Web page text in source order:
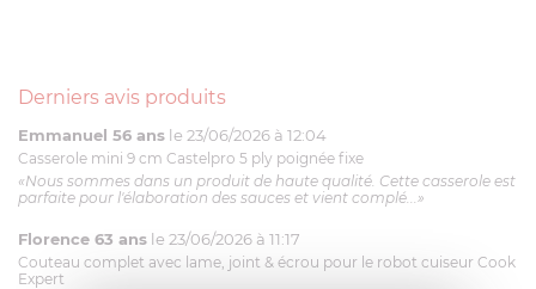
Derniers avis produits
Emmanuel 56 ans le 23/06/2026 à 12:04
Casserole mini 9 cm Castelpro 5 ply poignée fixe
«Nous sommes dans un produit de haute qualité. Cette casserole est
parfaite pour l'élaboration des sauces et vient complé...»
Florence 63 ans le 23/06/2026 à 11:17
Couteau complet avec lame, joint & écrou pour le robot cuiseur Cook
Expert